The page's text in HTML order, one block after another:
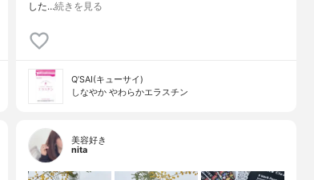
した…続きを見る
Q’SAI(キューサイ)
しなやか やわらかエラスチン
美容好き
nita